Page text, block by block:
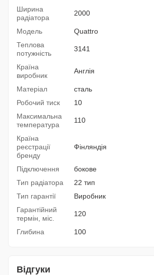
Ширина
радіатора
2000
Модель
Quattro
Теплова
потужність
3141
Країна
виробник
Англія
Матеріал
сталь
Робочий тиск
10
Максимальна
температура
110
Країна
реєстрації
бренду
Фінляндія
Підключення
бокове
Тип радіатора
22 тип
Тип гарантії
Виробник
Гарантійний
термін, міс.
120
Глибина 100
Відгуки